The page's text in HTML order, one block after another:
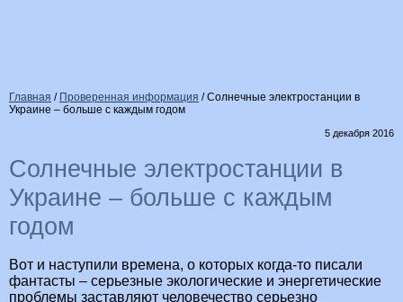
Главная / Проверенная информация /Солнечные электростанции в
Украине – больше с каждым годом
5 декабря 2016
Солнечные электростанции в
Украине – больше с каждым
годом
Вот и наступили времена, о которых когда-то писали
фантасты – серьезные экологические и энергетические
проблемы заставляют человечество серьезно